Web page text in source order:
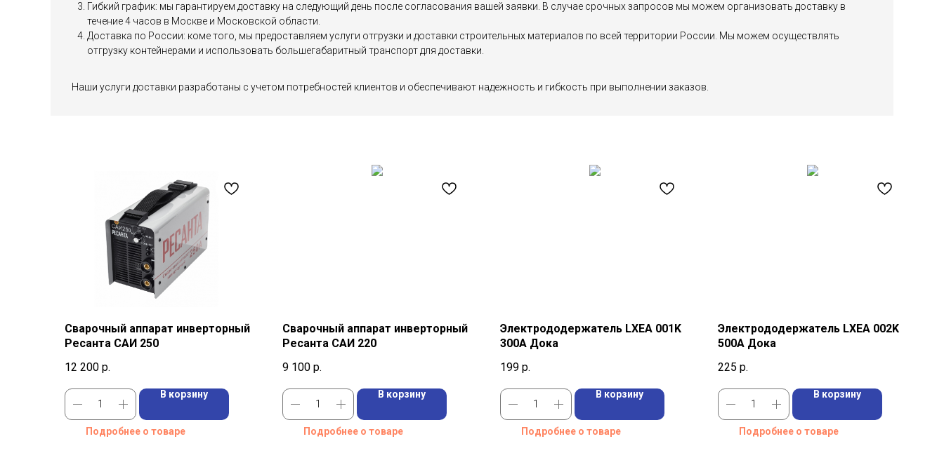
Гибкий график: мы гарантируем доставку на следующий день после согласования вашей заявки. В случае срочных запросов мы можем организовать доставку в
течение 4 часов в Москве и Московской области.
Доставка по России: коме того, мы предоставляем услуги отгрузки и доставки строительных материалов по всей территории России. Мы можем осуществлять
отгрузку контейнерами и использовать большегабаритный транспорт для доставки.
Наши услуги доставки разработаны с учетом потребностей клиентов и обеспечивают надежность и гибкость при выполнении заказов.
Сварочный аппарат инверторный
Ресанта САИ 250
12 200 р.
В корзину
Подробнее о товаре
Сварочный аппарат инверторный
Ресанта САИ 220
9 100 р.
В корзину
Подробнее о товаре
Электрододержатель LXEA 001K
300A Дока
199 р.
В корзину
Подробнее о товаре
Электрододержатель LXEA 002K
500A Дока
225 р.
В корзину
Подробнее о товаре